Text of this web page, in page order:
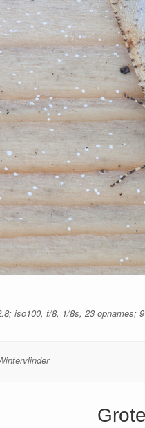
iso100, f/8, 1/8s, 23 opnames;